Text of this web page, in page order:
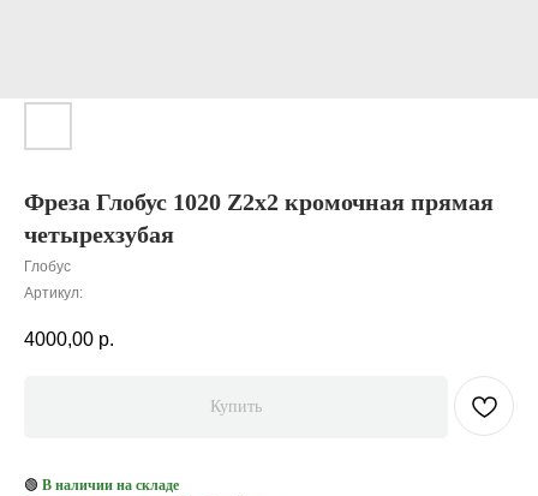
Фреза Глобус 1020 Z2x2 кромочная прямая
четырехзубая
Глобус
Артикул:
4000,00 р.
Купить
🟢 В наличии на складе